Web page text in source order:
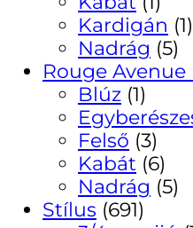
Kardigán (1)
Nadrág (5)
Rouge
Blúz (1)
Felső (3)
Kabát (6)
Nadrág (5)
Stílus (691)